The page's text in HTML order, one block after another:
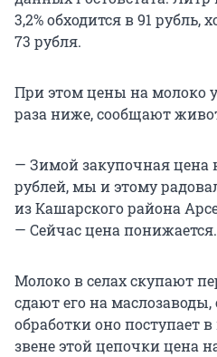
3,2% обходится в 91 рубль,
73 рубля.
При этом цены на молоко
раза ниже, сообщают
— Зимой закупочная цена
рублей, мы и этому
из Кашарского района
— Сейчас цена понижается.
Молоко в селах скупают
сдают его на
обработки оно поступает
звене этой цепочки цена